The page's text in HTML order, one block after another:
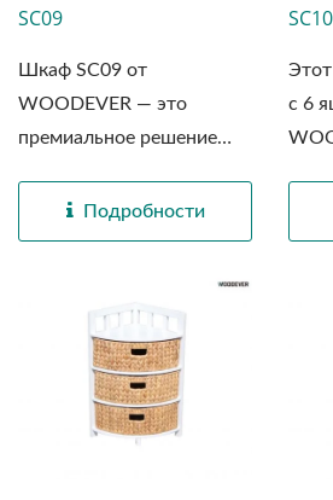
SC09
Шкаф SC09 от
WOODEVER — это
премиальное решение
Подробности
SC10
с 6